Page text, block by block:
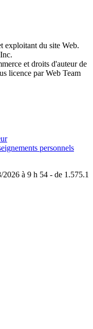
exploitant du site Web.
et droits d'auteur de
licence par Web Team
personnels
à 9 h 54 - de 1.575.1